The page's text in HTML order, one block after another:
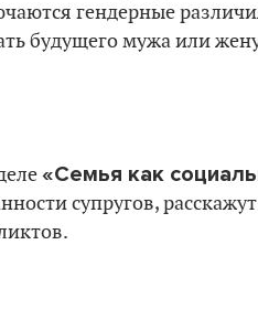
гендерные
будущего мужа или
«Семья как
супругов,